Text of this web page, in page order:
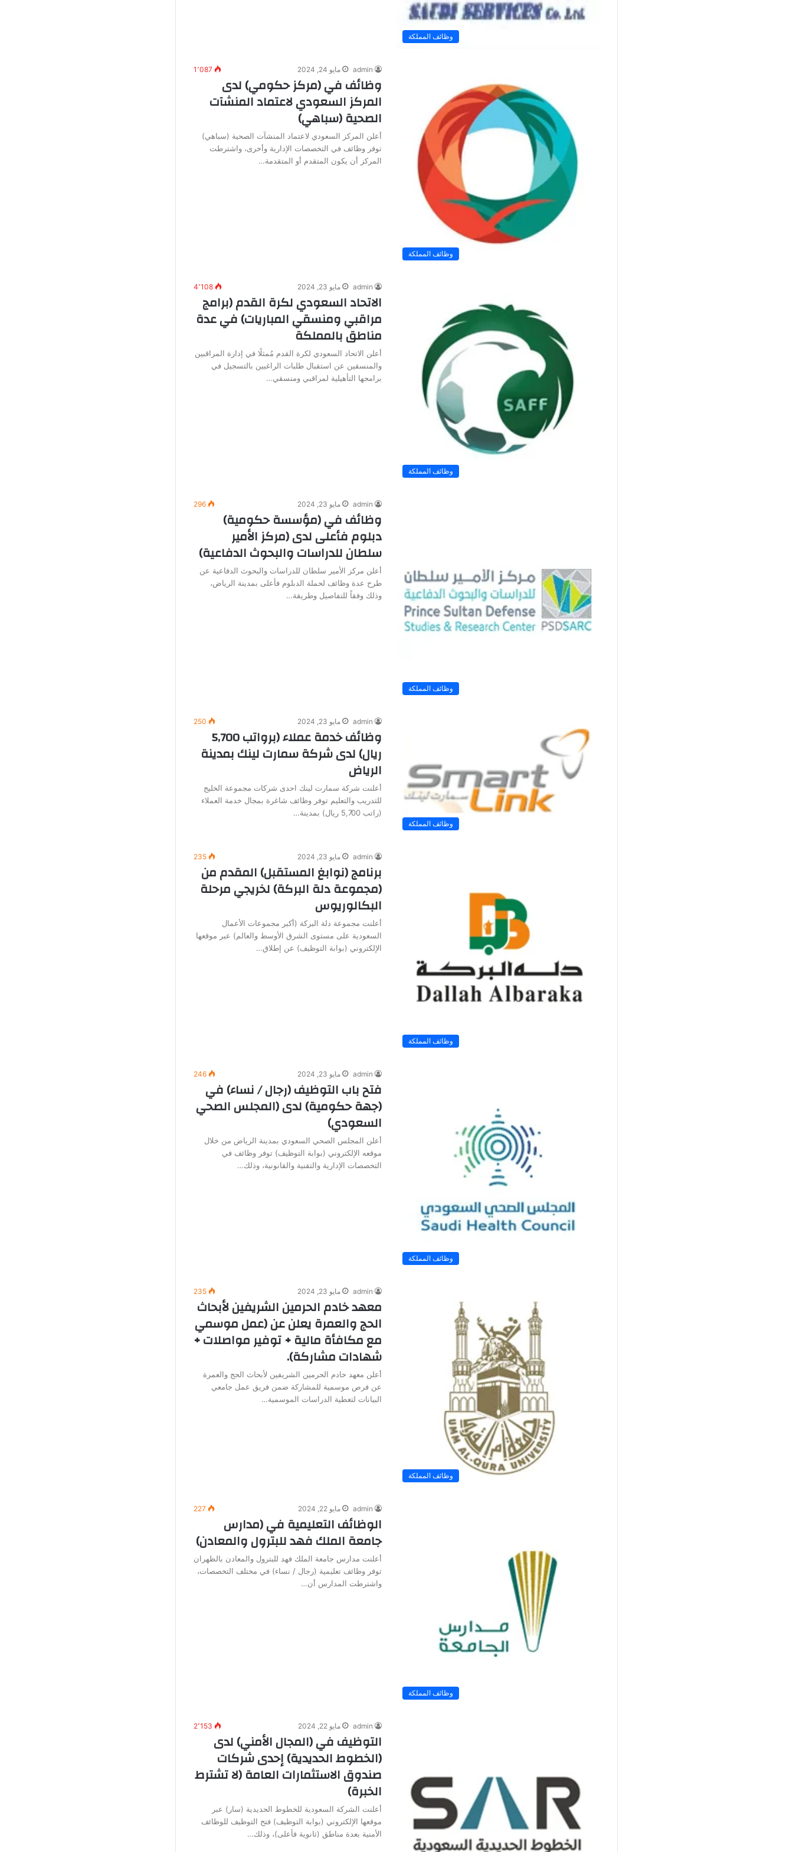
وظائف المملكة
وظائف المملكة
admin مايو 24, 2024 1٬087
وظائف في (مركز حكومي) لدى
المركز السعودي لاعتماد المنشآت
الصحية (سباهي)
أعلن المركز السعودي لاعتماد المنشآت الصحية (سباهي)
توفر وظائف في التخصصات الإدارية وأخرى، واشترطت
المركز أن يكون المتقدم أو المتقدمة…
وظائف المملكة
admin مايو 23, 2024 4٬108
الاتحاد السعودي لكرة القدم (برامج
مراقبي ومنسقي المباريات) في عدة
مناطق بالمملكة
أعلن الاتحاد السعودي لكرة القدم مُمثلًا في إدارة المراقبين
والمنسقين عن استقبال طلبات الراغبين بالتسجيل في
برامجها التأهيلية لمراقبي ومنسقي…
وظائف المملكة
admin مايو 23, 2024 296
وظائف في (مؤسسة حكومية)
دبلوم فأعلى لدى (مركز الأمير
سلطان للدراسات والبحوث الدفاعية)
أعلن مركز الأمير سلطان للدراسات والبحوث الدفاعية عن
طرح عدة وظائف لحملة الدبلوم فأعلى بمدينة الرياض،
وذلك وفقاً للتفاصيل وطريقة…
وظائف المملكة
admin مايو 23, 2024 250
وظائف خدمة عملاء (برواتب 5,700
ريال) لدى شركة سمارت لينك بمدينة
الرياض
أعلنت شركة سمارت لينك احدى شركات مجموعة الخليج
للتدريب والتعليم توفر وظائف شاغرة بمجال خدمة العملاء
(راتب 5,700 ريال) بمدينة…
وظائف المملكة
admin مايو 23, 2024 235
برنامج (نوابغ المستقبل) المقدم من
(مجموعة دلة البركة) لخريجي مرحلة
البكالوريوس
أعلنت مجموعة دلة البركة (أكبر مجموعات الأعمال
السعودية على مستوى الشرق الأوسط والعالم) عبر موقعها
الإلكتروني (بوابة التوظيف) عن إطلاق…
وظائف المملكة
admin مايو 23, 2024 246
فتح باب التوظيف (رجال / نساء) في
(جهة حكومية) لدى (المجلس الصحي
السعودي)
أعلن المجلس الصحي السعودي بمدينة الرياض من خلال
موقعه الإلكتروني (بوابة التوظيف) توفر وظائف في
التخصصات الإدارية والتقنية والقانونية، وذلك…
وظائف المملكة
admin مايو 23, 2024 235
معهد خادم الحرمين الشريفين لأبحاث
الحج والعمرة يعلن عن (عمل موسمي
مع مكافأة مالية + توفير مواصلات +
شهادات مشاركة).
أعلن معهد خادم الحرمين الشريفين لأبحاث الحج والعمرة
عن فرص موسمية للمشاركة ضمن فريق عمل جامعي
البيانات لتغطية الدراسات الموسمية…
وظائف المملكة
admin مايو 22, 2024 227
الوظائف التعليمية في (مدارس
جامعة الملك فهد للبترول والمعادن)
أعلنت مدارس جامعة الملك فهد للبترول والمعادن بالظهران
توفر وظائف تعليمية (رجال / نساء) في مختلف التخصصات،
واشترطت المدارس أن…
admin مايو 22, 2024 2٬153
التوظيف في (المجال الأمني) لدى
(الخطوط الحديدية) إحدى شركات
صندوق الاستثمارات العامة (لا تشترط
الخبرة)
أعلنت الشركة السعودية للخطوط الحديدية (سار) عبر
موقعها الإلكتروني (بوابة التوظيف) فتح التوظيف للوظائف
الأمنية بعدة مناطق (ثانوية فأعلى)، وذلك…